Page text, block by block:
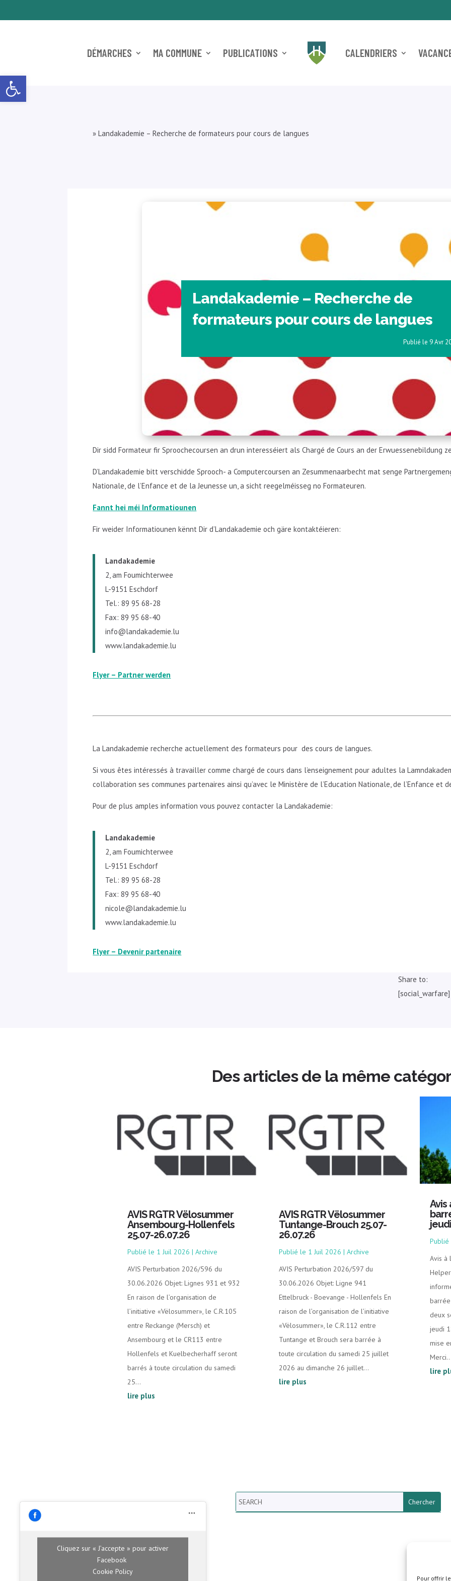
Ouvrir la barre d’outils
Pour offrir
DÉMARCHES MA COMMUNE PUBLICATIONS CALENDRIERS
» Landakademie – Recherche de formateurs pour cours de langues
Landakademie – Recherche de
formateurs pour cours de langues
9 Avr
Dir sidd Formateur fir Sproochecoursen an drun interesséiert als Chargé de Cours an der Erwuessenebildung
D’Landakademie bitt verschidde Sprooch- a Computercoursen an Zesummenaarbecht mat senge
Nationale, de l’Enfance et de la Jeunesse un, a sicht reegelméisseg no Formateuren.
Fannt hei méi Informatiounen
Fir weider Informatiounen kënnt Dir d’Landakademie och gäre kontaktéieren:
Landakademie
2, am Foumichterwee
L-9151 Eschdorf
Tel.: 89 95 68-28
Fax: 89 95 68-40
info@landakademie.lu
www.landakademie.lu
Flyer – Partner werden
La Landakademie recherche actuellement des formateurs pour des cours de langues.
Si vous êtes intéressés à travailler comme chargé de cours dans l’enseignement pour adultes la
collaboration ses communes partenaires ainsi qu’avec le Ministère de l’Education Nationale, de l’Enfance et
Pour de plus amples information vous pouvez contacter la Landakademie:
Landakademie
2, am Foumichterwee
L-9151 Eschdorf
Tel.: 89 95 68-28
Fax: 89 95 68-40
nicole@landakademie.lu
www.landakademie.lu
Flyer – Devenir partenaire
Share to:
[social_warfare]
Des articles de la même
AVIS RGTR Vëlosummer
Ansembourg-Hollenfels
25.07-26.07.26
1 Juil 2026 |Archive
AVIS Perturbation 2026/596 du
30.06.2026 Objet: Lignes 931 et 932
En raison de l’organisation de
l’initiative «Vëlosummer», le C.R.105
entre Reckange (Mersch) et
Ansembourg et le CR113 entre
Hollenfels et Kuelbecherhaff seront
barrés à toute circulation du samedi
25...
lire plus
AVIS RGTR Vëlosummer
Tuntange-Brouch 25.07-
26.07.26
1 Juil 2026 | Archive
AVIS Perturbation 2026/597 du
30.06.2026 Objet: Ligne 941
Ettelbruck - Boevange - Hollenfels En
raison de l’organisation de l’initiative
«Vëlosummer», le C.R.112 entre
Tuntange et Brouch sera barrée à
toute circulation du samedi 25 juillet
2026 au dimanche 26 juillet...
lire plus
Avis
Avis à
deux
jeudi
mise
lire
Cliquez sur « J’accepte » pour activer
Facebook
Cookie Policy
Search